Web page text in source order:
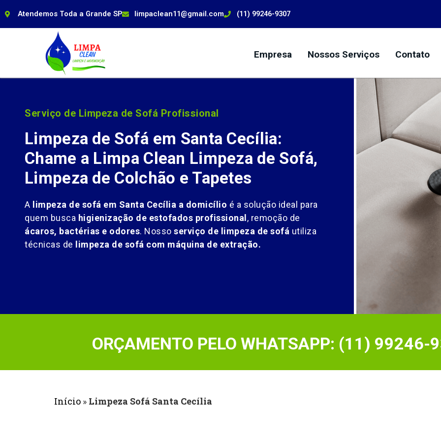
Atendemos Toda a Grande SP limpaclean11@gmail.com (11) 99246-9307
Empresa Nossos Serviços Contato
Serviço de Limpeza de Sofá Profissional
Limpeza de Sofá em Santa Cecília:
Chame a Limpa Clean Limpeza de Sofá,
Limpeza de Colchão e Tapetes
A limpeza de sofá em Santa Cecília a domicílio é a solução ideal para
quem busca higienização de estofados profissional, remoção de
ácaros, bactérias e odores. Nosso serviço de limpeza de sofá utiliza
técnicas de limpeza de sofá com máquina de extração.
ORÇAMENTO PELO WHATSAPP: (11) 99246-
Início » Limpeza Sofá Santa Cecília